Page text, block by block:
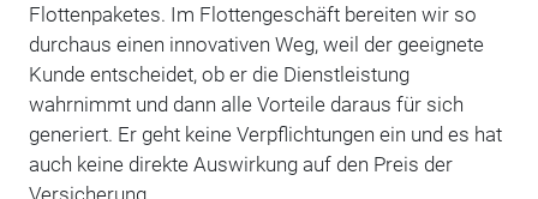
Flottenpaketes. Im Flottengeschäft bereiten wir so
durchaus einen innovativen Weg, weil der geeignete
Kunde entscheidet, ob er die Dienstleistung
wahrnimmt und dann alle Vorteile daraus für sich
generiert. Er geht keine Verpflichtungen ein und es hat
auch keine direkte Auswirkung auf den Preis der
Versicherung.